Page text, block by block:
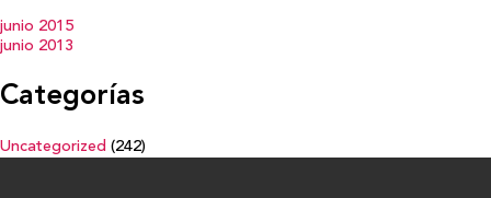
junio 2015
junio 2013
Categorías
Uncategorized (242)